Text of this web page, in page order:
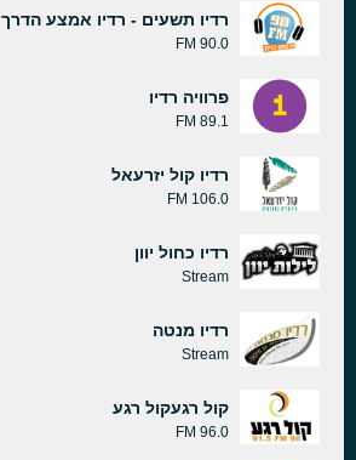
רדיו תשעים - רדיו אמצע הדרך
90.0 FM
פרוויה רדיו
89.1 FM
רדיו קול יזרעאל
106.0 FM
רדיו כחול יוון
Stream
רדיו מנטה
Stream
קול רגעקול רגע
96.0 FM